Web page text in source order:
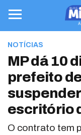
NOTÍCIAS
MP dá 10
prefeito
escritório
O contrato tem